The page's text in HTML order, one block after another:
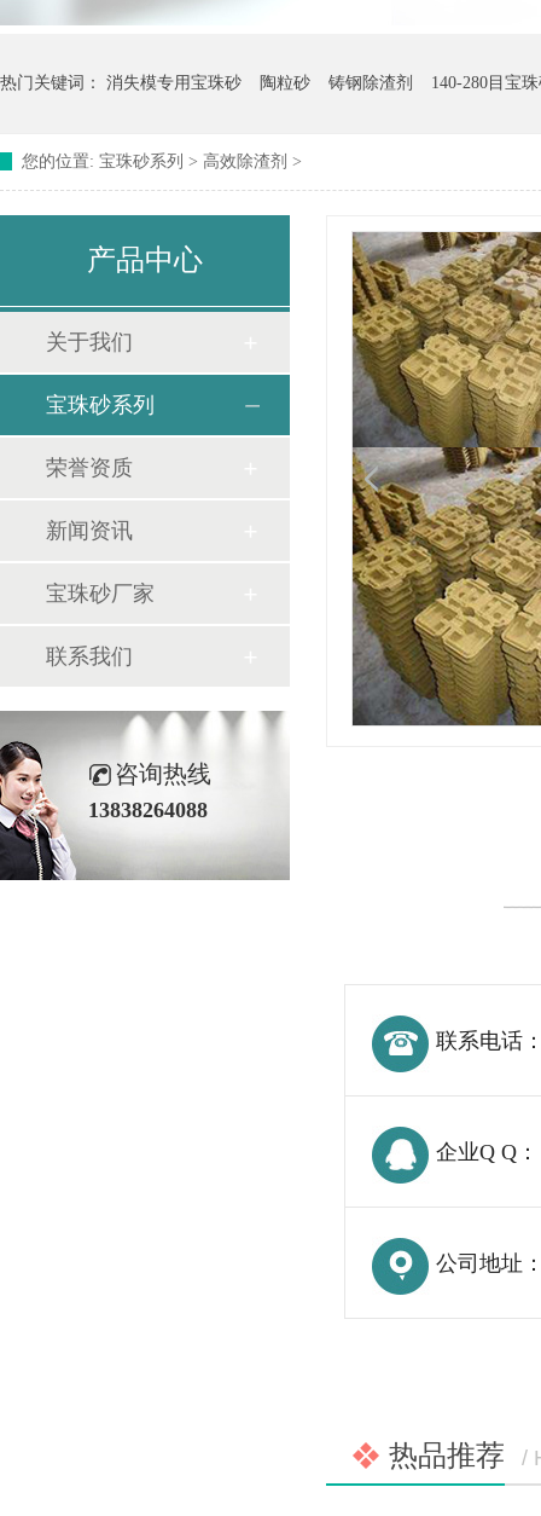
热门关键词： 消失模专用宝珠砂 陶粒砂 铸钢除渣剂 140-280目宝
您的位置: 宝珠砂系列 > 高效除渣剂 >
产品中心
关于我们
宝珠砂系列
荣誉资质
新闻资讯
宝珠砂厂家
联系我们
咨询热线
13838264088
联系电话
企业Q Q：
公司地址
热品推荐 /